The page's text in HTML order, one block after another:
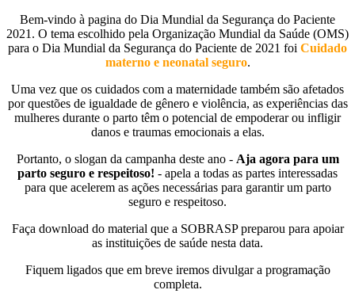
Bem-vindo à pagina do Dia Mundial da Segurança do Paciente
2021. O tema escolhido pela Organização Mundial da Saúde (OMS)
para o Dia Mundial da Segurança do Paciente de 2021 foi Cuidado
materno e neonatal seguro.
Uma vez que os cuidados com a maternidade também são afetados
por questões de igualdade de gênero e violência, as experiências das
mulheres durante o parto têm o potencial de empoderar ou infligir
danos e traumas emocionais a elas.
Portanto, o slogan da campanha deste ano - Aja agora para um
parto seguro e respeitoso! - apela a todas as partes interessadas
para que acelerem as ações necessárias para garantir um parto
seguro e respeitoso.
Faça download do material que a SOBRASP preparou para apoiar
as instituições de saúde nesta data.
Fiquem ligados que em breve iremos divulgar a programação
completa.